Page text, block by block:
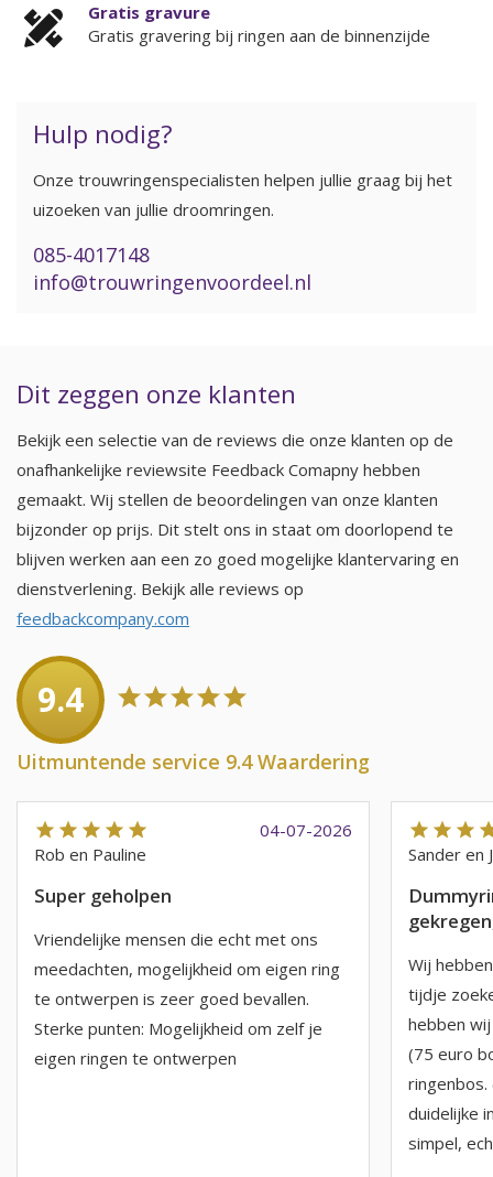
Gratis gravure
Gratis gravering bij ringen aan de binnenzijde
Hulp nodig?
Onze trouwringenspecialisten helpen jullie graag bij het
uizoeken van jullie droomringen.
085-4017148
info@trouwringenvoordeel.nl
Dit zeggen onze klanten
Bekijk een selectie van de reviews die onze klanten op de
onafhankelijke reviewsite Feedback Comapny hebben
gemaakt. Wij stellen de beoordelingen van onze klanten
bijzonder op prijs. Dit stelt ons in staat om doorlopend te
blijven werken aan een zo goed mogelijke klantervaring en
dienstverlening. Bekijk alle reviews op
feedbackcompany.com
9.4
Uitmuntende service 9.4 Waardering
Rob en Pauline
04-07-2026
Super geholpen
Vriendelijke mensen die echt met ons
meedachten, mogelijkheid om eigen ring
te ontwerpen is zeer goed bevallen.
Sterke punten: Mogelijkheid om zelf je
eigen ringen te ontwerpen
Sander en
Wij
tijdje
hebben
(75 euro
duidelijke
simpel,